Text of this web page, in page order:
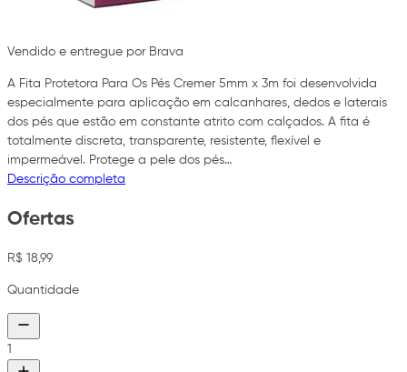
Vendido e entregue por Brava
A Fita Protetora Para Os Pés Cremer 5mm x 3m foi desenvolvida
especialmente para aplicação em calcanhares, dedos e laterais
dos pés que estão em constante atrito com calçados. A fita é
totalmente discreta, transparente, resistente, flexível e
impermeável. Protege a pele dos pés…
Descrição completa
Ofertas
R$ 18,99
Quantidade
1